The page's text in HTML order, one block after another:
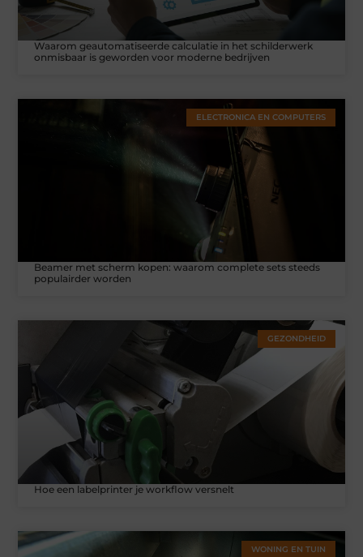
Waarom geautomatiseerde calculatie in het schilderwerk
onmisbaar is geworden voor moderne bedrijven
ELECTRONICA EN COMPUTERS
Beamer met scherm kopen: waarom complete sets steeds
populairder worden
GEZONDHEID
Hoe een labelprinter je workflow versnelt
WONING EN TUIN